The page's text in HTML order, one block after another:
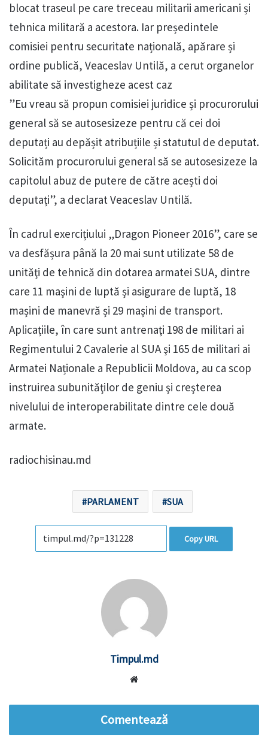
blocat traseul pe care treceau militarii americani și
tehnica militară a acestora. Iar președintele
comisiei pentru securitate națională, apărare și
ordine publică, Veaceslav Untilă, a cerut organelor
abilitate să investigheze acest caz
”Eu vreau să propun comisiei juridice și procurorului
general să se autosesizeze pentru că cei doi
deputați au depășit atribuțiile și statutul de deputat.
Solicităm procurorului general să se autosesizeze la
capitolul abuz de putere de către acești doi
deputați”, a declarat Veaceslav Untilă.
În cadrul exercițiului „Dragon Pioneer 2016”, care se
va desfășura până la 20 mai sunt utilizate 58 de
unităţi de tehnică din dotarea armatei SUA, dintre
care 11 maşini de luptă şi asigurare de luptă, 18
mașini de manevră și 29 mașini de transport.
Aplicațiile, în care sunt antrenaţi 198 de militari ai
Regimentului 2 Cavalerie al SUA şi 165 de militari ai
Armatei Naționale a Republicii Moldova, au ca scop
instruirea subunităţilor de geniu şi creşterea
nivelului de interoperabilitate dintre cele două
armate.
radiochisinau.md
PARLAMENT SUA
Copy URL
Timpul.md
Comentează